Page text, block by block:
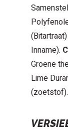
Inname).
Groene
Lime
(zoetstof).